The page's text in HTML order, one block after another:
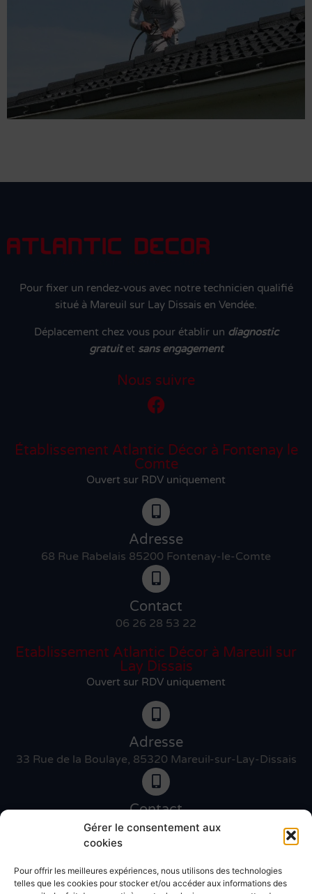
Gérer le consentement aux
cookies
Pour offrir les meilleures expériences, nous utilisons des technologies
telles que les cookies pour stocker et/ou accéder aux informations des
Pour fixer un rendez-vous avec notre technicien qualifié
situé à Mareuil sur Lay Dissais en Vendée.
Déplacement chez vous pour établir un diagnostic
gratuitet sans engagement
Nous suivre
Établissement Atlantic Décor à Fontenay le
Comte
Ouvert sur RDV uniquement
Adresse
68 Rue Rabelais 85200 Fontenay-le-Comte
Contact
06 26 28 53 22
Etablissement Atlantic Décor à Mareuil sur
Lay Dissais
Ouvert sur RDV uniquement
Adresse
33 Rue de la Boulaye, 85320 Mareuil-sur-Lay-Dissais
Contact
06 46 27 89 83
Contact